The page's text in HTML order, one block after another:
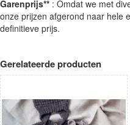
Garenprijs** : Omdat we met
onze prijzen afgerond naar hele
definitieve prijs.
Gerelateerde producten